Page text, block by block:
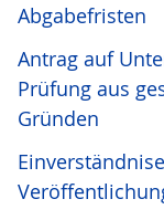
Abgabefristen
Antrag auf
Prüfung aus
Gründen